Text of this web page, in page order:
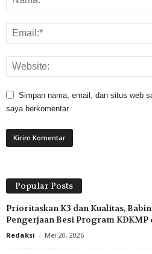
Simpan nama, email, dan situs web
saya berkomentar.
Popular Posts
Prioritaskan K3 dan Kualitas,
Pengerjaan Besi Program KDKMP
Redaksi - Mei 20, 2026